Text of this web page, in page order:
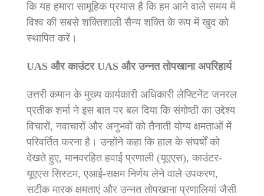
कि यह हमारा सामूहिक प्रयास है कि हम आने वाले समय में
विश्व की सबसे शक्तिशाली सैन्य शक्ति के रूप में खुद को
स्थापित करें।
UAS और काउंटर UAS और उन्नत तोपखाना अपरिहार्य
उत्तरी कमान के मुख्य कार्यकारी अधिकारी लेफ्टिनेंट जनरल
प्रतीक शर्मा ने इस बात पर बल दिया कि संगोष्ठी का उद्देश्य
विचारों, नवाचारों और अनुभवों को तैनाती योग्य क्षमताओं में
परिवर्तित करना है। उन्होंने कहा कि हाल के संघर्षों को
देखते हुए, मानवरहित हवाई प्रणाली (यूएएस), काउंटर-
यूएएस सिस्टम, एआई-सक्षम निर्णय लेने वाले उपकरण,
सटीक मारक क्षमताएं और उन्नत तोपखाना प्रणालियां जैसी